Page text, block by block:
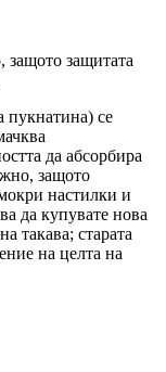
защото защитата
пукнатина) се
да абсорбира
защото
настилки и
да купувате нова
такава; старата
на целта на